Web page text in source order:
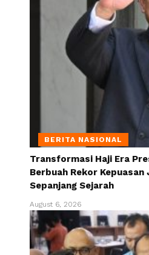
BERITA NASIONAL
Transformasi Haji Era
Berbuah Rekor
Sepanjang Sejarah
August 6, 2026